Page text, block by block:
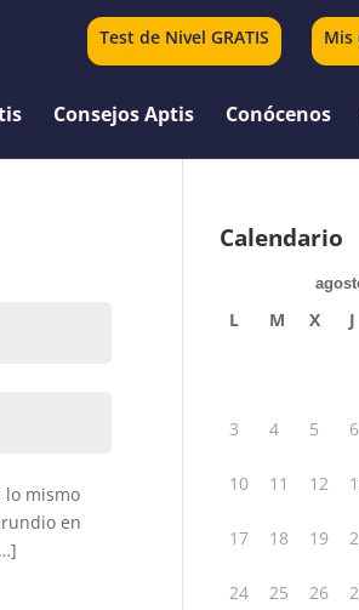
Test de Nivel GRATIS Mis
Consejos Aptis Conócenos
lo mismo
en
Calendario
L M X J
3 4 5 6
10 11 12
17 18 19
24 25 26